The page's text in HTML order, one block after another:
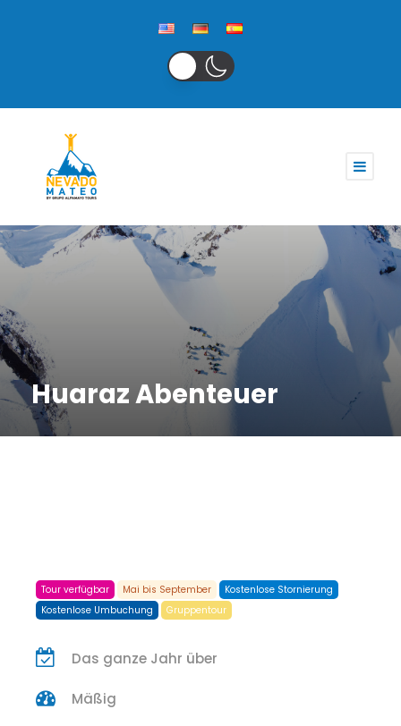
Huaraz Abenteuer
Tour verfügbar Mai bis September
Kostenlose Stornierung
Kostenlose Umbuchung
Gruppentour
Das ganze Jahr über
Mäßig